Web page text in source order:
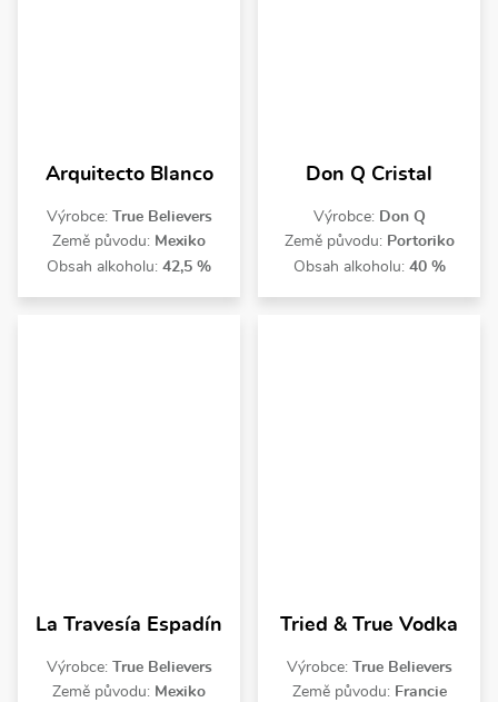
Arquitecto Blanco
Výrobce: True Believers
Země původu: Mexiko
Obsah alkoholu: 42,5 %
Don Q Cristal
Výrobce: Don Q
Země původu: Portoriko
Obsah alkoholu: 40 %
La Travesía Espadín
Výrobce: True Believers
Země původu: Mexiko
Tried & True Vodka
Výrobce: True Believers
Země původu: Francie